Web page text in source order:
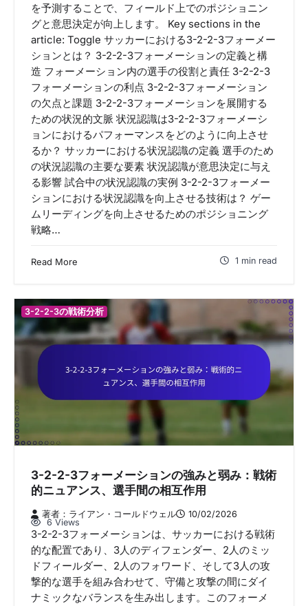
を予測することで、フィールド上でのポジショニン
グと意思決定が向上します。 Key sections in the
article: Toggle サッカーにおける3-2-2-3フォーメー
ションとは？ 3-2-2-3フォーメーションの定義と構
造 フォーメーション内の選手の役割と責任 3-2-2-3
フォーメーションの利点 3-2-2-3フォーメーション
の欠点と課題 3-2-2-3フォーメーションを展開する
ための状況的文脈 状況認識は3-2-2-3フォーメーシ
ョンにおけるパフォーマンスをどのように向上させ
るか？ サッカーにおける状況認識の定義 選手のため
の状況認識の主要な要素 状況認識が意思決定に与え
る影響 試合中の状況認識の実例 3-2-2-3フォーメー
ションにおける状況認識を向上させる技術は？ ゲー
ムリーディングを向上させるためのポジショニング
戦略…
Read More 1 min read
3-2-2-3の戦術分析
3-2-2-3フォーメーションの強みと弱み：戦術
的ニュアンス、選手間の相互作用
著者：ライアン・コールドウェル
10/02/2026
6 Views
3-2-2-3フォーメーションは、サッカーにおける戦術
的な配置であり、3人のディフェンダー、2人のミッ
ドフィールダー、2人のフォワード、そして3人の攻
撃的な選手を組み合わせて、守備と攻撃の間にダイ
ナミックなバランスを生み出します。このフォーメ